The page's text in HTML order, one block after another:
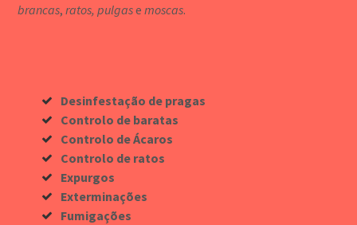
brancas,ratos, pulgasemoscas.
Desinfestação de pragas
Controlo de baratas
Controlo de Ácaros
Controlo de ratos
Expurgos
Exterminações
Fumigações